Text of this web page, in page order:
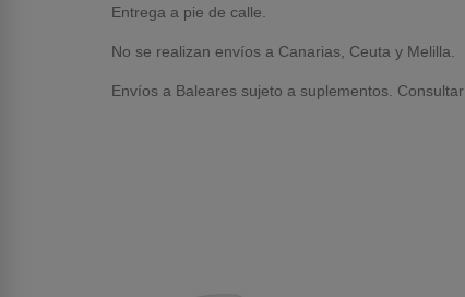
Entrega a pie de calle.
No se realizan envíos a Canarias, Ceuta y Melilla.
Envíos a Baleares sujeto a suplementos.